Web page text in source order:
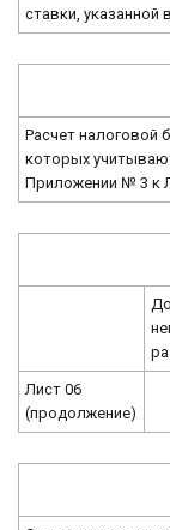
ставки, указанной
Расчет налоговой
которых
Приложении № 3 к
Лист 06
(продолжение)